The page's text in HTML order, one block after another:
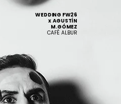
WEDDING FW26
x AGUSTÍN
M.GÓMEZ
CAFÉ ALBUR